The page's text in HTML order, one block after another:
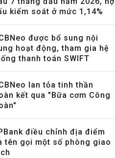
MULTIMEDIA
Video
E-magazines
Photos
kiểm soát ở mức 1,14%
được bổ sung nội
hoạt động, tham gia hệ
thanh toán SWIFT
lan tỏa tinh thần
kết qua "Bữa cơm Công
điều chỉnh địa điểm
tên gọi một số phòng giao